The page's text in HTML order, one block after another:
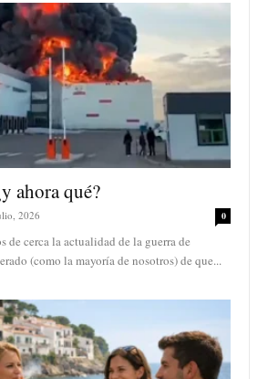
ahora qué?
2026 0
de cerca la actualidad de la guerra de
(como la mayoría de nosotros) de que...